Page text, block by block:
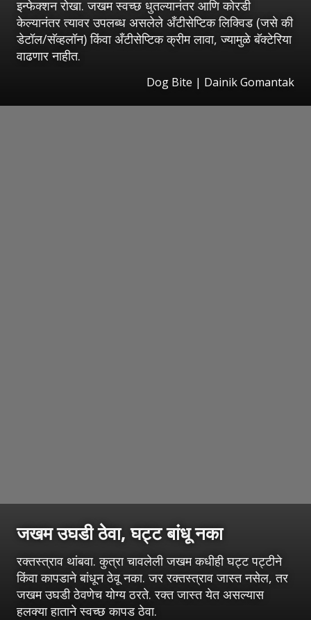
इन्फेक्शन रोखा. जखम स्वच्छ धुतल्यानंतर आणि कोरडी
केल्यानंतर त्यावर उपलब्ध असलेले अँटीसेप्टिक लिक्विड (जसे की
डेटॉल/सॅव्हलॉन) किंवा अँटीसेप्टिक क्रीम लावा, ज्यामुळे बॅक्टेरिया
वाढणार नाहीत.
Dog Bite | Dainik Gomantak
जखम उघडी ठेवा, घट्ट बांधू नका
रक्तस्त्राव थांबवा. कुत्रा चावलेली जखम कधीही घट्ट पट्टीने
किंवा कापडाने बांधून ठेवू नका. जर रक्तस्त्राव जास्त नसेल, तर
जखम उघडी ठेवणेच योग्य ठरते. रक्त जास्त येत असल्यास
हलक्या हाताने स्वच्छ कापड ठेवा.